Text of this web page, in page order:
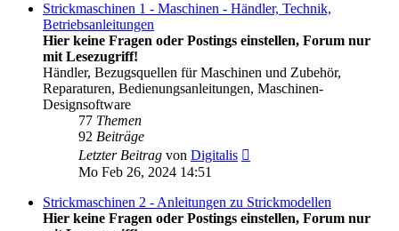
Strickmaschinen 1 - Maschinen - Händler, Technik,
Betriebsanleitungen
Hier keine Fragen oder Postings einstellen, Forum nur
mit Lesezugriff!
Händler, Bezugsquellen für Maschinen und Zubehör,
Reparaturen, Bedienungsanleitungen, Maschinen-
Designsoftware
77 Themen
92 Beiträge
Letzter Beitrag von Digitalis
Mo Feb 26, 2024 14:51
Strickmaschinen 2 - Anleitungen zu Strickmodellen
Hier keine Fragen oder Postings einstellen, Forum nur